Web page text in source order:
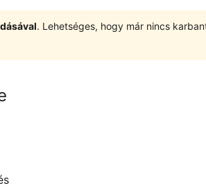
. Lehetséges, hogy már nincs